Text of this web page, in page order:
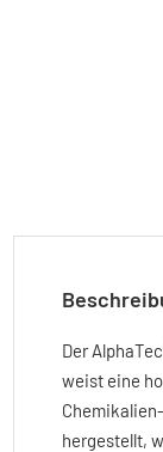
Der
weist eine
hergestellt,